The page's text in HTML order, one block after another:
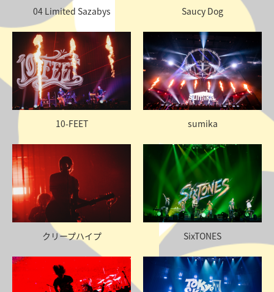
04 Limited Sazabys Saucy Dog
10-FEET sumika
クリープハイプ SixTONES